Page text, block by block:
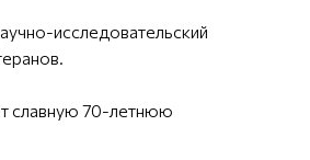
исследовательский
славную 70-летнюю